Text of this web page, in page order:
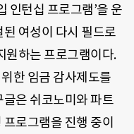
인턴십 프로그램’을 운
여성이 다시 필드로
원하는 프로그램이다.
한 임금 감사제도를
은 쉬코노미와 파트
로그램을 진행 중이